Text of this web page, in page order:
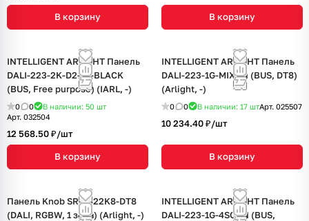
В корзину В корзину
INTELLIGENT ARLIGHT Панель
DALI-223-2K-D2-IN-BLACK
(BUS, Free purpose) (IARL, -)
0 0 В наличии: 50 шт
Арт. 032504
12 568.50 ₽/шт
В корзину
INTELLIGENT ARLIGHT Панель
DALI-223-1G-MIX-IN (BUS, DT8)
(Arlight, -)
0 0 В наличии: 17 штАрт. 025507
10 234.40 ₽/шт
В корзину
Панель Knob SR-2422K8-DT8
(DALI, RGBW, 1 зона) (Arlight, -)
INTELLIGENT ARLIGHT Панель
DALI-223-1G-4SC-IN (BUS,